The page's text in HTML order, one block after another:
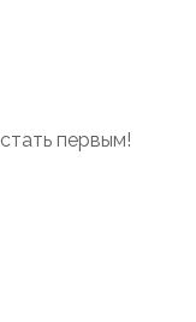
первым!